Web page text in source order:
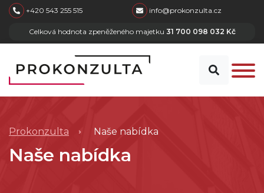
skip to main content
+420 543 255 515 info@prokonzulta.cz
Celková hodnota zpeněženého majetku 31 700 098 032 Kč
Prokonzulta Naše nabídka
Naše nabídka